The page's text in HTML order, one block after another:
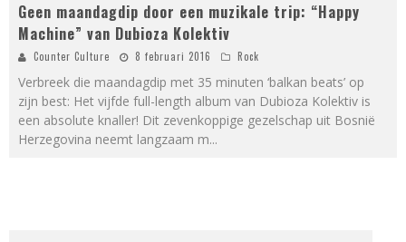
Geen maandagdip door een muzikale trip: “Happy
Machine” van Dubioza Kolektiv
Counter Culture 8 februari 2016 Rock
Verbreek die maandagdip met 35 minuten ‘balkan beats’ op
zijn best: Het vijfde full-length album van Dubioza Kolektiv is
een absolute knaller! Dit zevenkoppige gezelschap uit Bosnië
Herzegovina neemt langzaam m...